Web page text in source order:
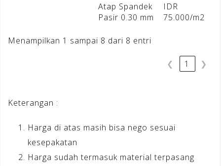
Atap Spandek
Pasir 0.30 mm
IDR
75.000/m2
Menampilkan 1 sampai 8 dari 8 entri
❮ 1 ❯
Keterangan :
Harga di atas masih bisa nego sesuai
kesepakatan
Harga sudah termasuk material terpasang